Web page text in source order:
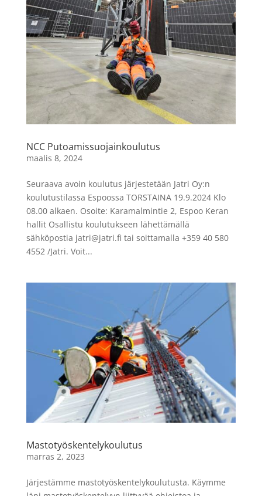
NCC Putoamissuojainkoulutus
maalis 8, 2024
Seuraava avoin koulutus järjestetään Jatri Oy:n
koulutustilassa Espoossa TORSTAINA 19.9.2024 Klo
08.00 alkaen. Osoite: Karamalmintie 2, Espoo Keran
hallit Osallistu koulutukseen lähettämällä
sähköpostia jatri@jatri.fi tai soittamalla +359 40 580
4552 /Jatri. Voit...
Mastotyöskentelykoulutus
marras 2, 2023
Järjestämme mastotyöskentelykoulutusta. Käymme